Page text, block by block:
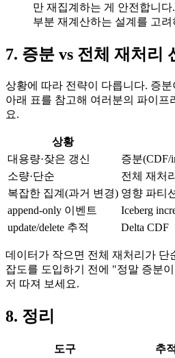
만 재집계하는 게 안전합니
부분 재계산하는 설계를 고려
7. 증분 vs 전체 재처리
상황에 따라 전략이 다릅니다. 증
아래 표를 참고해 여러분의 파이프
요.
상황
대용량·잦은 갱신
증분(CDF/
소량·단순
전체 재처
복잡한 집계(과거 변경) 영향 파티
append-only 이벤트
Iceberg
update/delete 추적
Delta CDF
데이터가 작으면 전체 재처리가 단
잡도를 도입하기 전에 "정말 증분
저 따져 보세요.
8. 정리
도구 추적